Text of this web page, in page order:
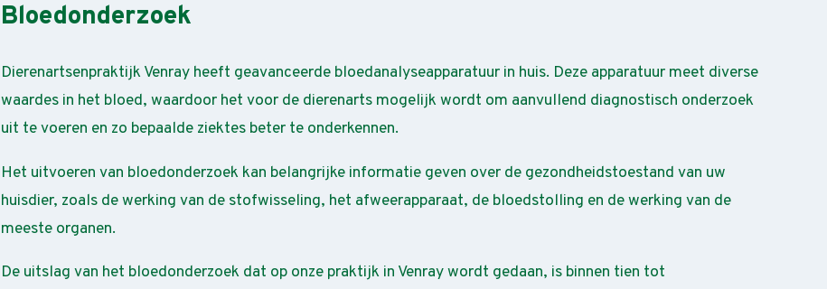
Bloedonderzoek
Dierenartsenpraktijk Venray heeft geavanceerde bloedanalyseapparatuur in huis. Deze apparatuur meet diverse
waardes in het bloed, waardoor het voor de dierenarts mogelijk wordt om aanvullend diagnostisch onderzoek
uit te voeren en zo bepaalde ziektes beter te onderkennen.
Het uitvoeren van bloedonderzoek kan belangrijke informatie geven over de gezondheidstoestand van uw
huisdier, zoals de werking van de stofwisseling, het afweerapparaat, de bloedstolling en de werking van de
meeste organen.
De uitslag van het bloedonderzoek dat op onze praktijk in Venray wordt gedaan, is binnen tien tot